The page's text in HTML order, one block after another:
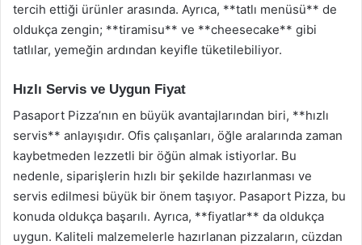
tercih ettiği ürünler arasında. Ayrıca, **tatlı menüsü** de
oldukça zengin; **tiramisu** ve **cheesecake** gibi
tatlılar, yemeğin ardından keyifle tüketilebiliyor.
Hızlı Servis ve Uygun Fiyat
Pasaport Pizza’nın en büyük avantajlarından biri, **hızlı
servis** anlayışıdır. Ofis çalışanları, öğle aralarında zaman
kaybetmeden lezzetli bir öğün almak istiyorlar. Bu
nedenle, siparişlerin hızlı bir şekilde hazırlanması ve
servis edilmesi büyük bir önem taşıyor. Pasaport Pizza, bu
konuda oldukça başarılı. Ayrıca, **fiyatlar** da oldukça
uygun. Kaliteli malzemelerle hazırlanan pizzaların, cüzdan